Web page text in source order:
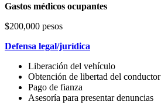
Gastos médicos ocupantes
$200,000 pesos
Defensa legal/jurídica
Liberación del vehículo
Obtención de libertad del conductor
Pago de fianza
Asesoría para presentar denuncias